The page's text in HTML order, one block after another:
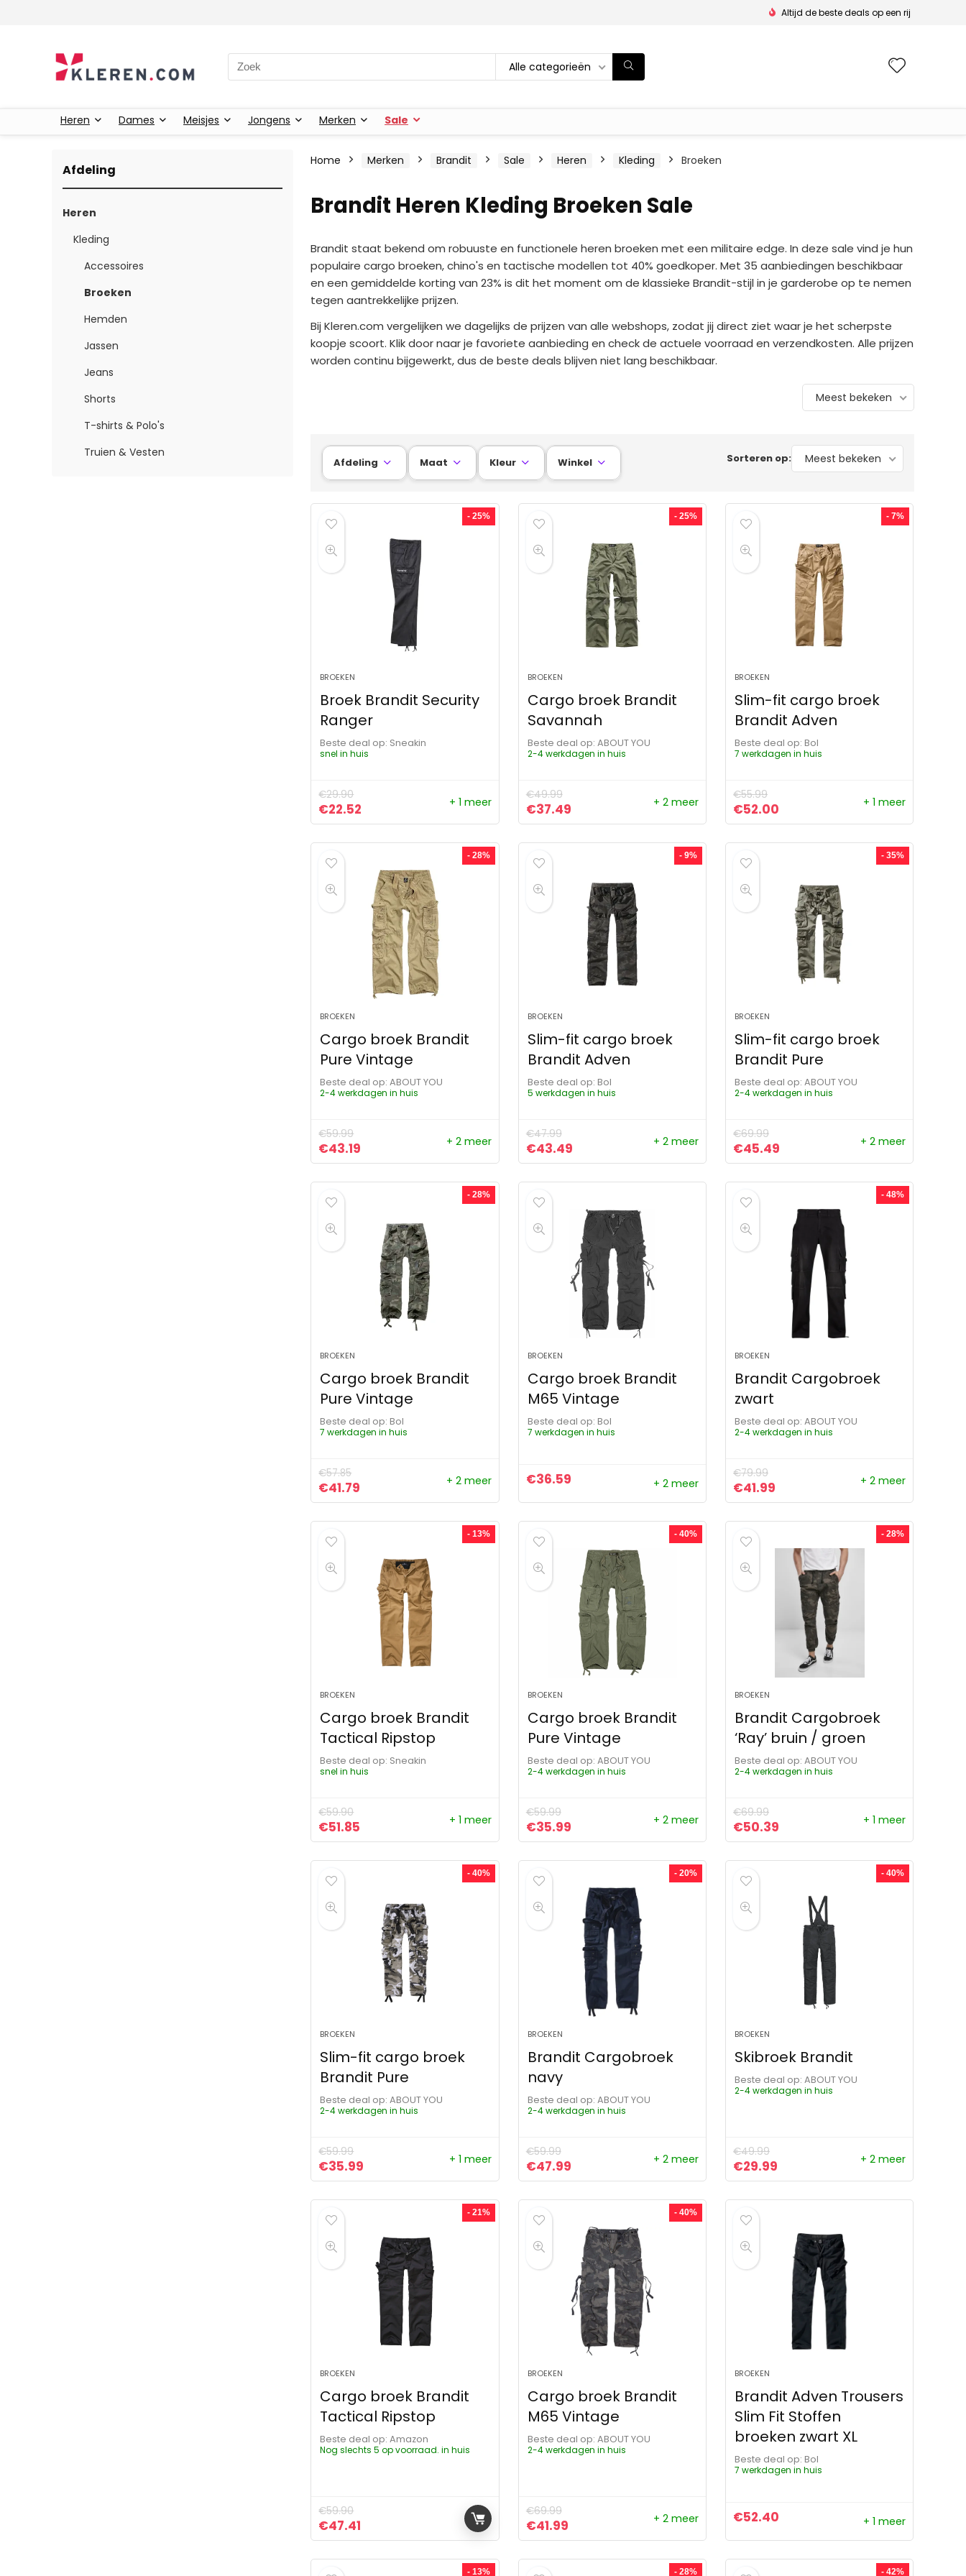
Altijd de beste deals op een rij
Zoeken naar: Alle categorieën
Heren Dames Meisjes Jongens Merken Sale
Afdeling
Heren
Kleding
Accessoires
Broeken
Hemden
Jassen
Jeans
Shorts
T-shirts & Polo's
Truien & Vesten
Home Merken Brandit Sale Heren Kleding Broeken
Brandit Heren Kleding Broeken Sale
Brandit staat bekend om robuuste en functionele heren broeken met een militaire edge. In deze sale vind je hun
populaire cargo broeken, chino's en tactische modellen tot 40% goedkoper. Met 35 aanbiedingen beschikbaar
en een gemiddelde korting van 23% is dit het moment om de klassieke Brandit-stijl in je garderobe op te nemen
tegen aantrekkelijke prijzen.
Bij Kleren.com vergelijken we dagelijks de prijzen van alle webshops, zodat jij direct ziet waar je het scherpste
koopje scoort. Klik door naar je favoriete aanbieding en check de actuele voorraad en verzendkosten. Alle prijzen
worden continu bijgewerkt, dus de beste deals blijven niet lang beschikbaar.
Meest bekeken
Sorteren op: Meest bekeken
Afdeling  Maat  Kleur  Winkel 
- 25%
BROEKEN
Broek Brandit Security
Ranger
Beste deal op:
Sneakin
snel in huis
€29.90
Oorspronkelijke prijs was: €29.90.
€22.52 Huidige prijs is: €22.52.
+ 1 meer
- 25%
BROEKEN
Cargo broek Brandit
Savannah
Beste deal op:
ABOUT YOU
2-4 werkdagen in huis
€49.99
Oorspronkelijke prijs was: €49.99.
€37.49Huidige prijs is: €37.49.
+ 2 meer
- 7%
BROEKEN
Slim-fit cargo broek
Brandit Adven
Beste deal op:
Bol
7 werkdagen in huis
€55.99
Oorspronkelijke prijs was: €55.99.
€52.00 Huidige prijs is: €52.00.
+ 1 meer
- 28%
BROEKEN
Cargo broek Brandit
Pure Vintage
Beste deal op:
ABOUT YOU
2-4 werkdagen in huis
€59.99
Oorspronkelijke prijs was: €59.99.
€43.19 Huidige prijs is: €43.19.
+ 2 meer
- 9%
BROEKEN
Slim-fit cargo broek
Brandit Adven
Beste deal op:
Bol
5 werkdagen in huis
€47.99
Oorspronkelijke prijs was: €47.99.
€43.49Huidige prijs is: €43.49.
+ 2 meer
- 35%
BROEKEN
Slim-fit cargo broek
Brandit Pure
Beste deal op:
ABOUT YOU
2-4 werkdagen in huis
€69.99
Oorspronkelijke prijs was: €69.99.
€45.49 Huidige prijs is: €45.49.
+ 2 meer
- 28%
BROEKEN
Cargo broek Brandit
Pure Vintage
Beste deal op:
Bol
7 werkdagen in huis
€57.85
Oorspronkelijke prijs was: €57.85.
€41.79 Huidige prijs is: €41.79.
+ 2 meer
BROEKEN
Cargo broek Brandit
M65 Vintage
Beste deal op:
Bol
7 werkdagen in huis
€36.59 + 2 meer
- 48%
BROEKEN
Brandit Cargobroek
zwart
Beste deal op:
ABOUT YOU
2-4 werkdagen in huis
€79.99
Oorspronkelijke prijs was: €79.99.
€41.99 Huidige prijs is: €41.99.
+ 2 meer
- 13%
BROEKEN
Cargo broek Brandit
Tactical Ripstop
Beste deal op:
Sneakin
snel in huis
€59.90
Oorspronkelijke prijs was: €59.90.
€51.85 Huidige prijs is: €51.85.
+ 1 meer
- 40%
BROEKEN
Cargo broek Brandit
Pure Vintage
Beste deal op:
ABOUT YOU
2-4 werkdagen in huis
€59.99
Oorspronkelijke prijs was: €59.99.
€35.99Huidige prijs is: €35.99.
+ 2 meer
- 28%
BROEKEN
Brandit Cargobroek
‘Ray’ bruin / groen
Beste deal op:
ABOUT YOU
2-4 werkdagen in huis
€69.99
Oorspronkelijke prijs was: €69.99.
€50.39 Huidige prijs is: €50.39.
+ 1 meer
- 40%
BROEKEN
Slim-fit cargo broek
Brandit Pure
Beste deal op:
ABOUT YOU
2-4 werkdagen in huis
€59.99
Oorspronkelijke prijs was: €59.99.
€35.99 Huidige prijs is: €35.99.
+ 1 meer
- 20%
BROEKEN
Brandit Cargobroek
navy
Beste deal op:
ABOUT YOU
2-4 werkdagen in huis
€59.99
Oorspronkelijke prijs was: €59.99.
€47.99Huidige prijs is: €47.99.
+ 2 meer
- 40%
BROEKEN
Skibroek Brandit
Beste deal op:
ABOUT YOU
2-4 werkdagen in huis
€49.99
Oorspronkelijke prijs was: €49.99.
€29.99 Huidige prijs is: €29.99.
+ 2 meer
- 21%
BROEKEN
Cargo broek Brandit
Tactical Ripstop
Beste deal op:
Amazon
Nog slechts 5 op voorraad. in huis
€59.90
Oorspronkelijke prijs was: €59.90.
€47.41 Huidige prijs is: €47.41.
- 40%
BROEKEN
Cargo broek Brandit
M65 Vintage
Beste deal op:
ABOUT YOU
2-4 werkdagen in huis
€69.99
Oorspronkelijke prijs was: €69.99.
€41.99Huidige prijs is: €41.99.
+ 2 meer
BROEKEN
Brandit Adven Trousers
Slim Fit Stoffen
broeken zwart XL
Beste deal op:
Bol
7 werkdagen in huis
€52.40 + 1 meer
- 13% - 28% - 42%